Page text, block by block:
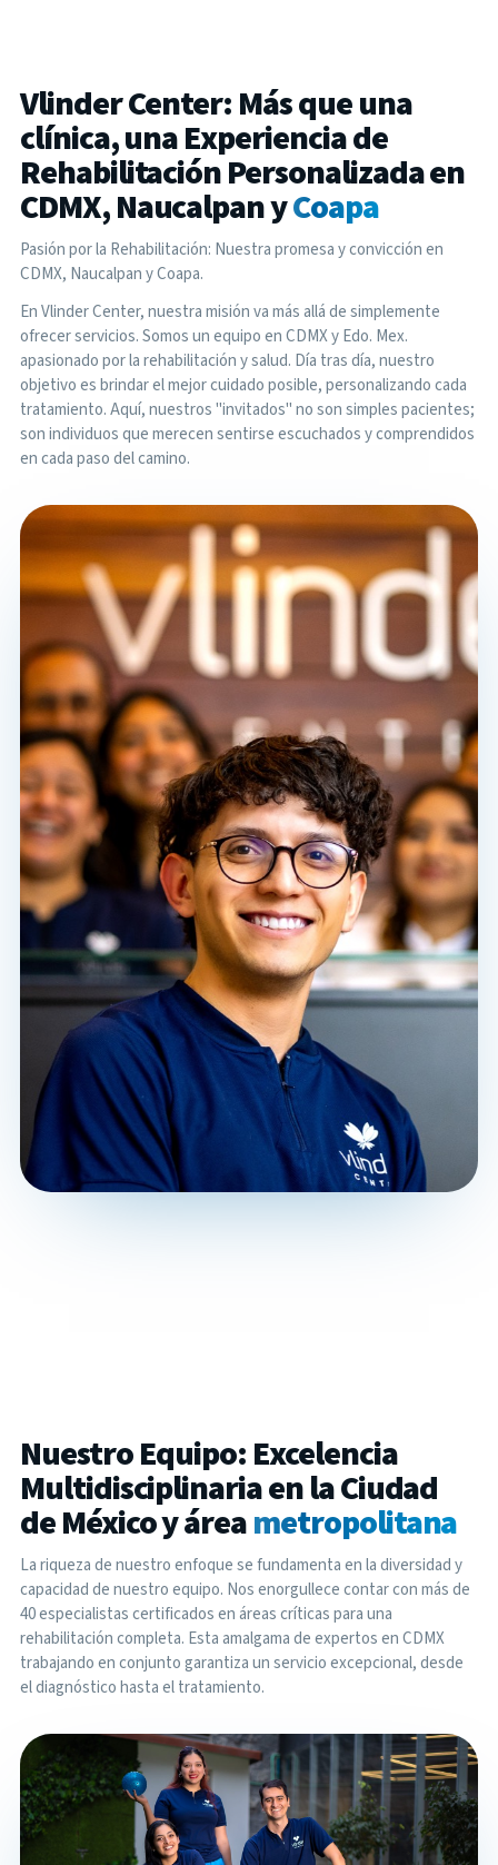
Vlinder Center: Más que una
clínica, una Experiencia de
Rehabilitación Personalizada en
CDMX, Naucalpan yCoapa
Pasión por la Rehabilitación: Nuestra promesa y convicción en
CDMX, Naucalpan y Coapa.
En Vlinder Center, nuestra misión va más allá de simplemente
ofrecer servicios. Somos un equipo en CDMX y Edo. Mex.
apasionado por la rehabilitación y salud. Día tras día, nuestro
objetivo es brindar el mejor cuidado posible, personalizando cada
tratamiento. Aquí, nuestros "invitados" no son simples pacientes;
son individuos que merecen sentirse escuchados y comprendidos
en cada paso del camino.
Nuestro Equipo: Excelencia
Multidisciplinaria en la Ciudad
de México y áreametropolitana
La riqueza de nuestro enfoque se fundamenta en la diversidad y
capacidad de nuestro equipo. Nos enorgullece contar con más de
40 especialistas certificados en áreas críticas para una
rehabilitación completa. Esta amalgama de expertos en CDMX
trabajando en conjunto garantiza un servicio excepcional, desde
el diagnóstico hasta el tratamiento.